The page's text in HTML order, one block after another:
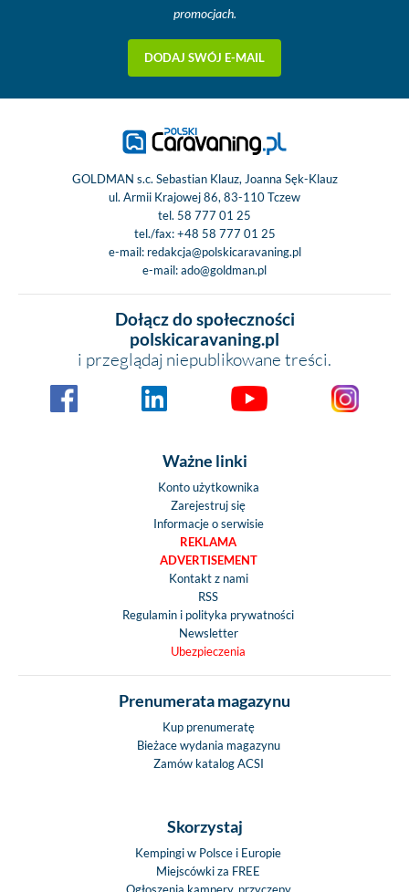
promocjach.
DODAJ SWÓJ E-MAIL
GOLDMAN s.c. Sebastian Klauz, Joanna Sęk-Klauz
ul. Armii Krajowej 86, 83-110 Tczew
tel. 58 777 01 25
tel./fax:+48 58 777 01 25
e-mail: redakcja@polskicaravaning.pl
e-mail:ado@goldman.pl
Dołącz do społeczności
polskicaravaning.pl
i przeglądaj niepublikowane treści.
Ważne linki
Konto użytkownika
Zarejestruj się
Informacje o serwisie
REKLAMA
ADVERTISEMENT
Kontakt z nami
RSS
Regulamin i polityka prywatności
Newsletter
Ubezpieczenia
Prenumerata magazynu
Kup prenumeratę
Bieżace wydania magazynu
Zamów katalog ACSI
Skorzystaj
Kempingi w Polsce i Europie
Miejscówki za FREE
Ogłoszenia kampery, przyczepy